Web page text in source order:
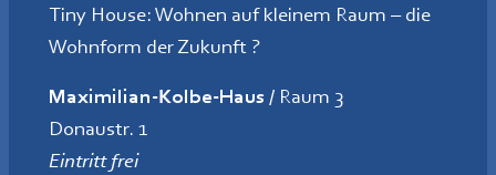
Tiny House: Wohnen auf kleinem Raum – die
Wohnform der Zukunft ?
Maximilian-Kolbe-Haus / Raum 3
Donaustr. 1
Eintritt frei